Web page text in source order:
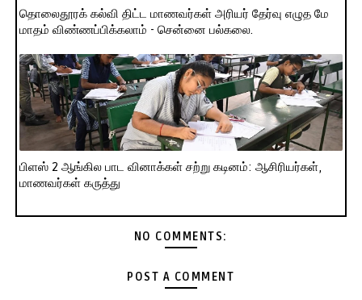
தொலைதூரக் கல்வி திட்ட மாணவர்கள் அரியர் தேர்வு எழுத மே
மாதம் விண்ணப்பிக்கலாம் - சென்னை பல்கலை.
பிளஸ் 2 ஆங்கில பாட வினாக்கள் சற்று கடினம்: ஆசிரியர்கள்,
மாணவர்கள் கருத்து
NO COMMENTS:
POST A COMMENT